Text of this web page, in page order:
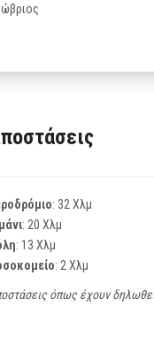
: 32 Χλμ
: 20 Χλμ
: 13 Χλμ
: 2 Χλμ
όπως έχουν